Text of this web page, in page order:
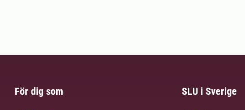
För dig som SLU i Sverige